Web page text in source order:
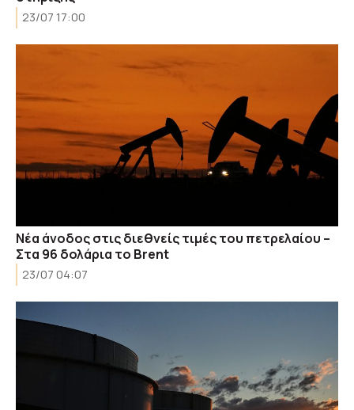
23/07 17:00
Νέα άνοδος στις διεθνείς τιμές του πετρελαίου –
Στα 96 δολάρια το Brent
23/07 04:07